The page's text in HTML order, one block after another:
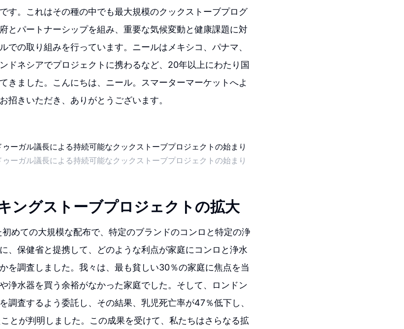
す。これはその種の中でも最大規模のクックストーブプログ
とパートナーシップを組み、重要な気候変動と健康課題に対
での取り組みを行っています。ニールはメキシコ、パナマ、
ドネシアでプロジェクトに携わるなど、20年以上にわたり国
きました。こんにちは、ニール。スマーターマーケットへよ
招きいただき、ありがとうございます。
ーガル議長による持続可能なクックストーブプロジェクトの始まり
ングストーブプロジェクトの拡大
めての大規模な配布で、特定のブランドのコンロと特定の浄
、保健省と提携して、どのような利点が家庭にコンロと浄水
を調査しました。我々は、最も貧しい30％の家庭に焦点を当
浄水器を買う余裕がなかった家庭でした。そして、ロンドン
調査するよう委託し、その結果、乳児死亡率が47％低下し、
とが判明しました。この成果を受けて、私たちはさらなる拡